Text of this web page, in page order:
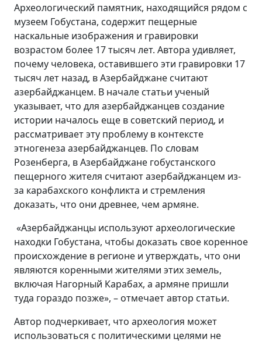
Археологический памятник, находящийся рядом с
музеем Гобустана, содержит пещерные
наскальные изображения и гравировки
возрастом более 17 тысяч лет. Автора удивляет,
почему человека, оставившего эти гравировки 17
тысяч лет назад, в Азербайджане считают
азербайджанцем. В начале статьи ученый
указывает, что для азербайджанцев создание
истории началось еще в советский период, и
рассматривает эту проблему в контексте
этногенеза азербайджанцев. По словам
Розенберга, в Азербайджане гобустанского
пещерного жителя считают азербайджанцем из-
за карабахского конфликта и стремления
доказать, что они древнее, чем армяне.
«Азербайджанцы используют археологические
находки Гобустана, чтобы доказать свое коренное
происхождение в регионе и утверждать, что они
являются коренными жителями этих земель,
включая Нагорный Карабах, а армяне пришли
туда гораздо позже», – отмечает автор статьи.
Автор подчеркивает, что археология может
использоваться с политическими целями не